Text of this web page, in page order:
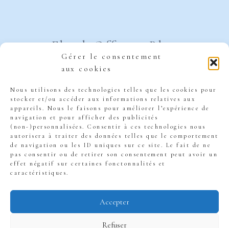
Gérer le consentement
aux cookies
Nous utilisons des technologies telles que les cookies pour
stocker et/ou accéder aux informations relatives aux
appareils. Nous le faisons pour améliorer l’expérience de
navigation et pour afficher des publicités
(non-)personnalisées. Consentir à ces technologies nous
autorisera à traiter des données telles que le comportement
de navigation ou les ID uniques sur ce site. Le fait de ne
pas consentir ou de retirer son consentement peut avoir un
effet négatif sur certaines fonctonnalités et
caractéristiques.
Accepter
Refuser
Ebook Offert
Blog
Podcast
Groupe Facebook
Bibliothèque
© 2026 EconoBree